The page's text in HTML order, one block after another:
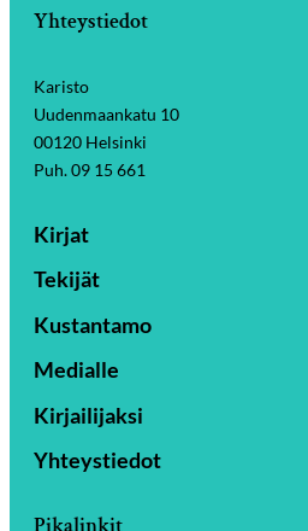
Yhteystiedot
Karisto
Uudenmaankatu 10
00120 Helsinki
Puh. 09 15 661
Kirjat
Tekijät
Kustantamo
Medialle
Kirjailijaksi
Yhteystiedot